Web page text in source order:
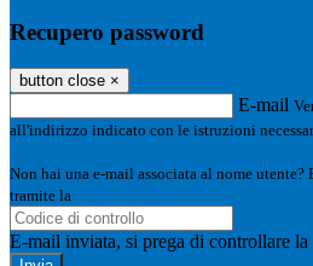
Recupero password
button close ×
E-mail
all'indirizzo indicato con le istruzioni
Non hai una e-mail associata al nome utente?
tramite la
E-mail inviata, si prega di controllare la